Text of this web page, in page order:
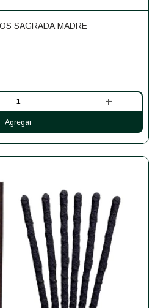
SAGRADA MADRE
+